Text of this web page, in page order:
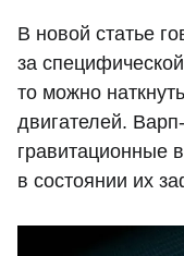
В новой статье
за
то можно
двигателей.
гравитационные
в состоянии их